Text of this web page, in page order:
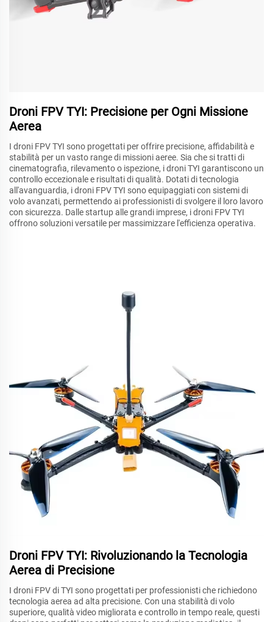
Droni FPV TYI: Precisione per Ogni Missione
Aerea
I droni FPV TYI sono progettati per offrire precisione, affidabilità e
stabilità per un vasto range di missioni aeree. Sia che si tratti di
cinematografia, rilevamento o ispezione, i droni TYI garantiscono un
controllo eccezionale e risultati di qualità. Dotati di tecnologia
all'avanguardia, i droni FPV TYI sono equipaggiati con sistemi di
volo avanzati, permettendo ai professionisti di svolgere il loro lavoro
con sicurezza. Dalle startup alle grandi imprese, i droni FPV TYI
offrono soluzioni versatile per massimizzare l'efficienza operativa.
Droni FPV TYI: Rivoluzionando la Tecnologia
Aerea di Precisione
I droni FPV di TYI sono progettati per professionisti che richiedono
tecnologia aerea ad alta precisione. Con una stabilità di volo
superiore, qualità video migliorata e controllo in tempo reale, questi